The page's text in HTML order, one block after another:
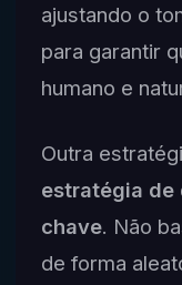
ajustando o
para garantir
humano e
Outra
estratégia de
chave. Não
de forma